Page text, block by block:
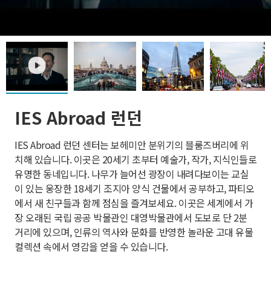
play
IES Abroad 런던
IES Abroad 런던 센터는 보헤미안 분위기의 블룸즈버리에 위
치해 있습니다. 이곳은 20세기 초부터 예술가, 작가, 지식인들로
유명한 동네입니다. 나무가 늘어선 광장이 내려다보이는 교실
이 있는 웅장한 18세기 조지아 양식 건물에서 공부하고, 파티오
에서 새 친구들과 함께 점심을 즐겨보세요. 이곳은 세계에서 가
장 오래된 국립 공공 박물관인 대영박물관에서 도보로 단 2분
거리에 있으며, 인류의 역사와 문화를 반영한 놀라운 고대 유물
컬렉션 속에서 영감을 얻을 수 있습니다.